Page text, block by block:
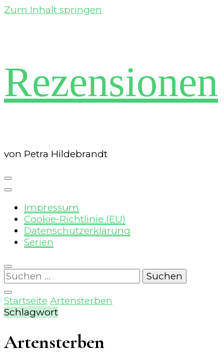
Zum Inhalt springen
Rezensionen
von Petra Hildebrandt
Impressum
Cookie-Richtlinie (EU)
Datenschutzerklärung
Serien
Suchen
nach:
Startseite Artensterben
Schlagwort
Artensterben